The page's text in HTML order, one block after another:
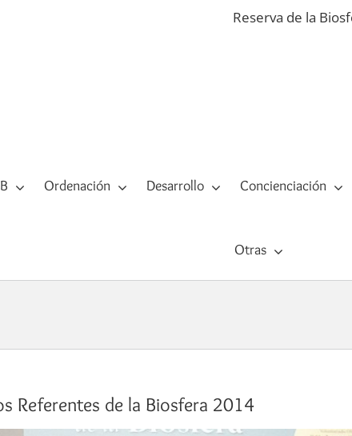
Reserva de la
Ordenación Desarrollo Concienciación
Otras
Referentes de la Biosfera 2014